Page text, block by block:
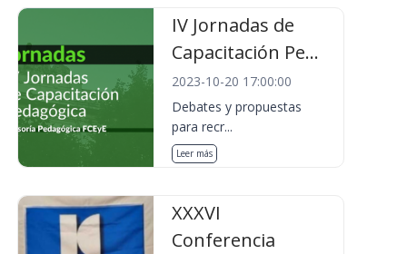
IV Jornadas de
Capacitación Pe...
2023-10-20 17:00:00
Debates y propuestas
para recr...
Leer más
XXXVI
Conferencia